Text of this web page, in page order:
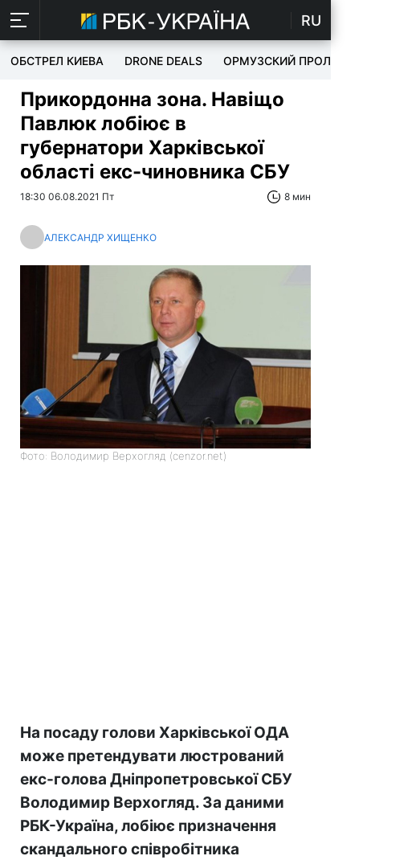
RU
ОБСТРЕЛ КИЕВА DRONE DEALS ОРМУЗСКИЙ ПРОЛИВ
Прикордонна зона. Навіщо
Павлюк лобіює в
губернатори Харківської
області екс-чиновника СБУ
18:30 06.08.2021 Пт 8 мин
АЛЕКСАНДР ХИЩЕНКО
Фото: Володимир Верхогляд (cenzor.net)
На посаду голови Харківської ОДА
може претендувати люстрований
екс-голова Дніпропетровської СБУ
Володимир Верхогляд. За даними
РБК-Україна, лобіює призначення
скандального співробітника